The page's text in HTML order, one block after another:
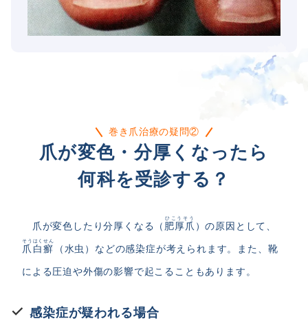
巻き爪治療の疑問②
爪が変色・分厚くなったら
何科を受診する？
爪が変色したり分厚くなる（ 肥厚爪
ひこうそう
）の原因として、
爪白癬
そうはくせん
（水虫）などの感染症が考えられます。また、靴
による圧迫や外傷の影響で起こることもあります。
感染症が疑われる場合